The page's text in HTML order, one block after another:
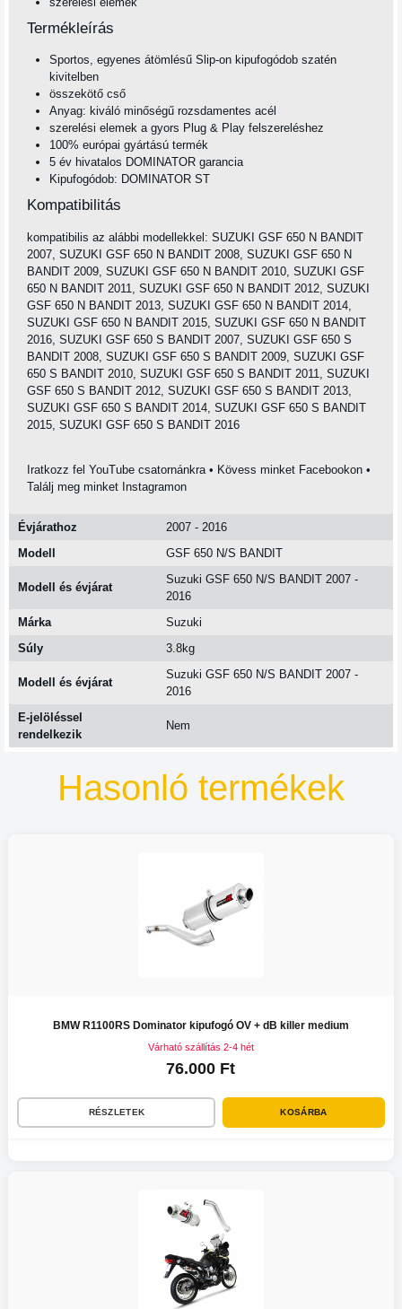
Termékleírás
Sportos, egyenes átömlésű Slip-on kipufogódob szatén
kivitelben
összekötő cső
Anyag: kiváló minőségű rozsdamentes acél
szerelési elemek a gyors Plug & Play felszereléshez
100% európai gyártású termék
5 év hivatalos DOMINATOR garancia
Kipufogódob: DOMINATOR ST
Kompatibilitás
kompatibilis az alábbi modellekkel: SUZUKI GSF 650 N BANDIT
2007, SUZUKI GSF 650 N BANDIT 2008, SUZUKI GSF 650 N
BANDIT 2009, SUZUKI GSF 650 N BANDIT 2010, SUZUKI GSF
650 N BANDIT 2011, SUZUKI GSF 650 N BANDIT 2012, SUZUKI
GSF 650 N BANDIT 2013, SUZUKI GSF 650 N BANDIT 2014,
SUZUKI GSF 650 N BANDIT 2015, SUZUKI GSF 650 N BANDIT
2016, SUZUKI GSF 650 S BANDIT 2007, SUZUKI GSF 650 S
BANDIT 2008, SUZUKI GSF 650 S BANDIT 2009, SUZUKI GSF
650 S BANDIT 2010, SUZUKI GSF 650 S BANDIT 2011, SUZUKI
GSF 650 S BANDIT 2012, SUZUKI GSF 650 S BANDIT 2013,
SUZUKI GSF 650 S BANDIT 2014, SUZUKI GSF 650 S BANDIT
2015, SUZUKI GSF 650 S BANDIT 2016
Iratkozz fel YouTube csatornánkra • Kövess minket Facebookon •
Találj meg minket Instagramon
Évjárathoz
2007 - 2016
Modell
GSF 650 N/S BANDIT
Modell és évjárat
Suzuki GSF 650 N/S BANDIT 2007 -
2016
Márka
Suzuki
Súly
3.8kg
Modell és évjárat
Suzuki GSF 650 N/S BANDIT 2007 -
2016
E-jelöléssel
rendelkezik
Nem
Hasonló termékek
BMW R1100RS Dominator kipufogó OV + dB killer medium
Várható szállítás 2-4 hét
76.000 Ft
RÉSZLETEK KOSÁRBA